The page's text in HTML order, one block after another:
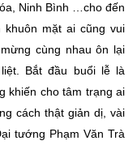
Ninh Bình …cho đến
mặt ai cũng vui
cùng nhau ôn lại
Bắt đầu buổi lễ là
khiến cho tâm trạng ai
cách thật giản dị, vài
tướng Phạm Văn Trà